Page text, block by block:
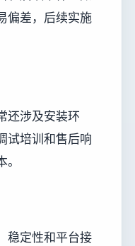
偏差，后续实施
还涉及安装环
试培训和售后响
稳定性和平台接